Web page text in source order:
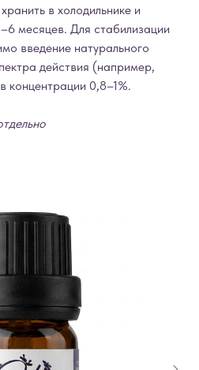
в холодильнике и
месяцев. Для стабилизации
введение натурального
действия (например,
0,8–1%.